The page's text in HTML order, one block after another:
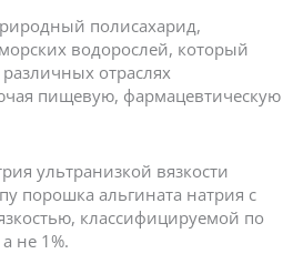
полисахарид,
водорослей, который
отраслях
пищевую, фармацевтическую
ультранизкой вязкости
порошка альгината натрия с
классифицируемой по
не 1%.